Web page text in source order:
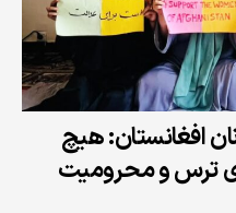
افغانستان: هیچ
ترس و محرومیت